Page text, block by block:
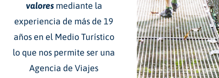
valores mediante la
experiencia de más de 19
años en el Medio Turístico
lo que nos permite ser una
Agencia de Viajes